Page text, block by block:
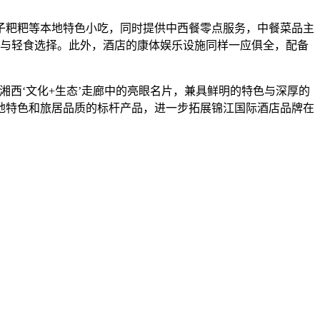
粑等本地特色小吃，同时提供中西餐零点服务，中餐菜品主
轻食选择。此外，酒店的康体娱乐设施同样一应俱全，配备
‘文化+生态’走廊中的亮眼名片，兼具鲜明的特色与深厚的
色和旅居品质的标杆产品，进一步拓展锦江国际酒店品牌在